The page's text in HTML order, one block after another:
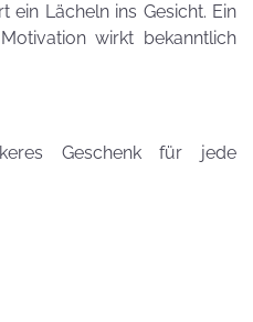
ein Lächeln ins Gesicht. Ein
wirkt bekanntlich
Geschenk für jede